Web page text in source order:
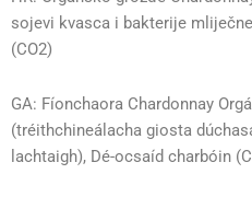
sojevi kvasca i bakterije
(CO2)
GA: Fíonchaora Chardonnay
(tréithchineálacha giosta
lachtaigh), Dé-ocsaíd charbóin